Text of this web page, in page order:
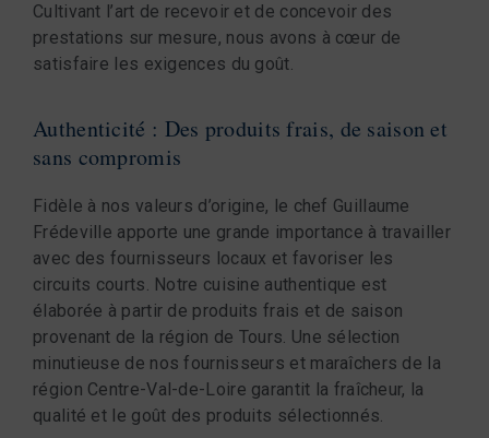
Cultivant l’art de recevoir et de concevoir des
prestations sur mesure, nous avons à cœur de
satisfaire les exigences du goût.
Authenticité : Des produits frais, de saison et
sans compromis
Fidèle à nos valeurs d’origine, le chef Guillaume
Frédeville apporte une grande importance à travailler
avec des fournisseurs locaux et favoriser les
circuits courts. Notre cuisine authentique est
élaborée à partir de produits frais et de saison
provenant de la région de Tours. Une sélection
minutieuse de nos fournisseurs et maraîchers de la
région Centre-Val-de-Loire garantit la fraîcheur, la
qualité et le goût des produits sélectionnés.